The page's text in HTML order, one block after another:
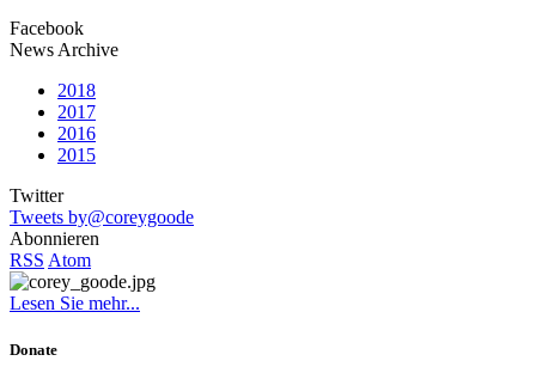
Facebook
News Archive
2018
2017
2016
2015
Twitter
Tweets by@coreygoode
Abonnieren
RSS Atom
Lesen Sie mehr...
Donate